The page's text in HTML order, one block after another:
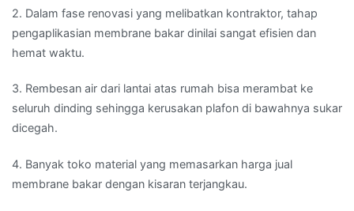
2. Dalam fase renovasi yang melibatkan kontraktor, tahap
pengaplikasian membrane bakar dinilai sangat efisien dan
hemat waktu.
3. Rembesan air dari lantai atas rumah bisa merambat ke
seluruh dinding sehingga kerusakan plafon di bawahnya sukar
dicegah.
4. Banyak toko material yang memasarkan harga jual
membrane bakar dengan kisaran terjangkau.